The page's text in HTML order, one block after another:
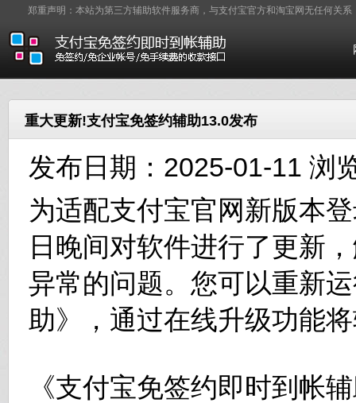
郑重声明：本站为第三方辅助软件服务商，与支付宝官方和淘宝网无任何关
重大更新!支付宝免签约辅助13.0发布
发布日期：2025-01-11 浏
为适配支付宝官网新版本
日晚间对软件进行了更新
异常的问题。您可以重新
助》，通过在线升级功能
《支付宝免签约即时到帐